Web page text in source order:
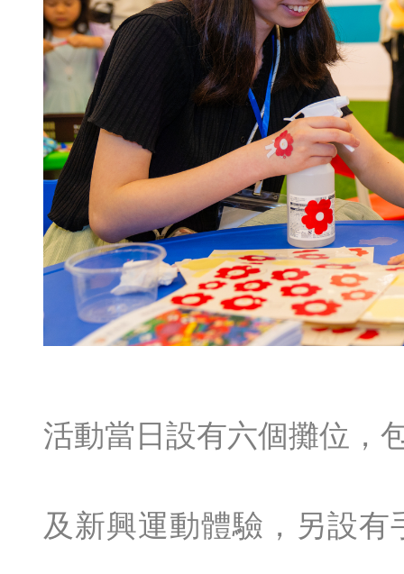
活動當日設有六個攤位，
及新興運動體驗，另設